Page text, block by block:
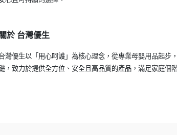
關於 台灣優生
灣優生以「用心呵護」為核心理念，從專業母嬰用品起步
，致力於提供全方位、安全且高品質的產品，滿足家庭個